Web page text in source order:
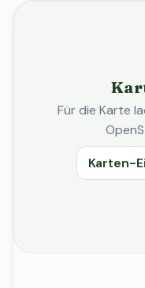
Für die Karte
Karten-